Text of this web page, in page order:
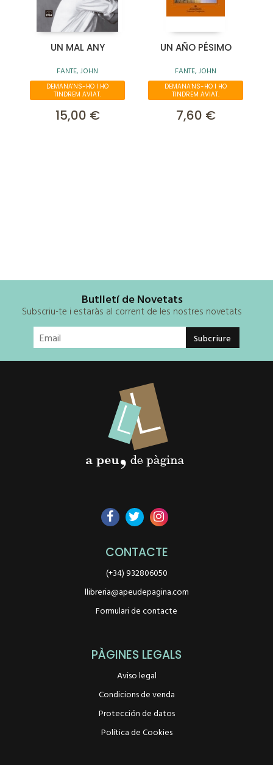
UN MAL ANY
FANTE, JOHN
DEMANA'NS-HO I HO
TINDREM AVIAT.
15,00 €
UN AÑO PÉSIMO
FANTE, JOHN
DEMANA'NS-HO I HO
TINDREM AVIAT.
7,60 €
Butlletí de Novetats
Subscriu-te i estaràs al corrent de les nostres novetats
CONTACTE
(+34) 932806050
llibreria@apeudepagina.com
Formulari de contacte
PÀGINES LEGALS
Aviso legal
Condicions de venda
Protección de datos
Política de Cookies